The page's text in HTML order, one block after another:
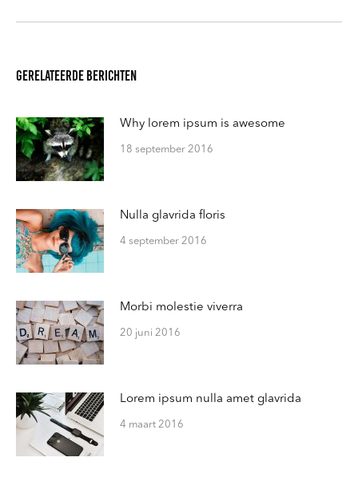
Gerelateerde berichten
Why lorem ipsum is awesome
18 september 2016
Nulla glavrida floris
4 september 2016
Morbi molestie viverra
20 juni 2016
Lorem ipsum nulla amet glavrida
4 maart 2016